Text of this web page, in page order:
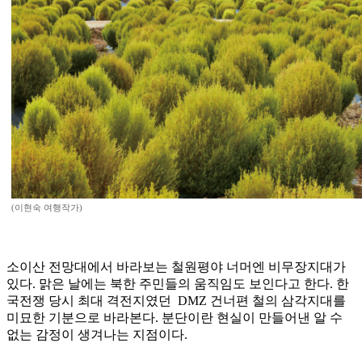
(이현숙 여행작가)
소이산 전망대에서 바라보는 철원평야 너머엔 비무장지대가
있다. 맑은 날에는 북한 주민들의 움직임도 보인다고 한다. 한
국전쟁 당시 최대 격전지였던 DMZ 건너편 철의 삼각지대를
미묘한 기분으로 바라본다. 분단이란 현실이 만들어낸 알 수
없는 감정이 생겨나는 지점이다.